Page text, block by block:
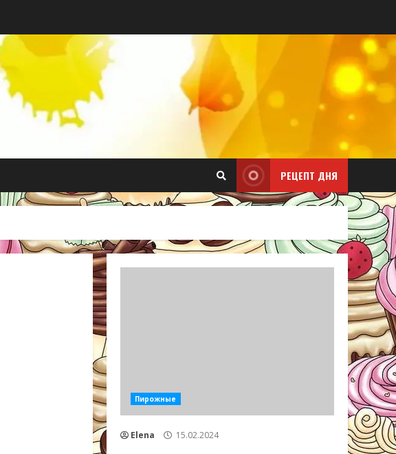
РЕЦЕПТ ДНЯ
Пирожные
Elena 15.02.2024